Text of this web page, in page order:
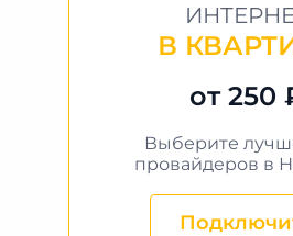
В
от 250
Выберите
провайдеров в